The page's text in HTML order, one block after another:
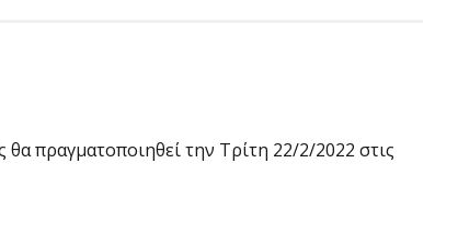
πραγματοποιηθεί την Τρίτη 22/2/2022 στις